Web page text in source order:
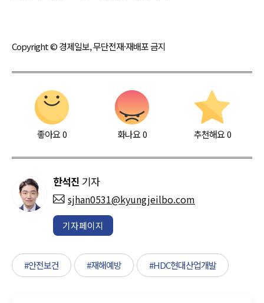
Copyright © 경제일보, 무단전재·재배포 금지
좋아요0 화나요0 추천해요 0
한석진 기자
sjhan0531@kyungjeilbo.com
기자페이지
#안전보건 #재해예방 #HDC현대산업개발